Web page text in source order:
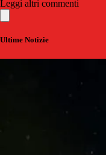
Leggi altri commenti
Ultime Notizie